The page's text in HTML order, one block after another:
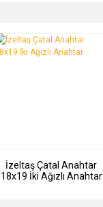
İzeltaş Çatal Anahtar
18x19 İki Ağızlı Anahtar